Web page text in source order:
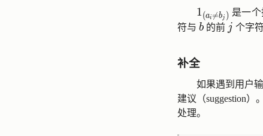
1_{(a_i
1(ai ≠bj ) 是一
符与 b
b的前 jj 个字
补全
如果遇到用户
建议（suggestion
处理。